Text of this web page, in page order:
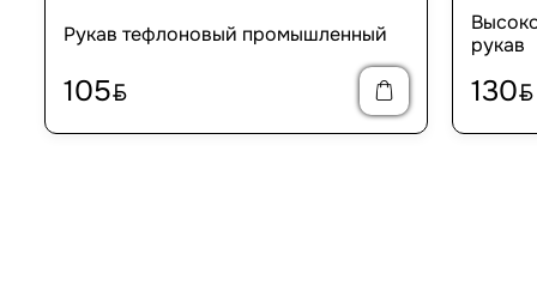
Рукав тефлоновый промышленный
105BYN
рукав
130BYN